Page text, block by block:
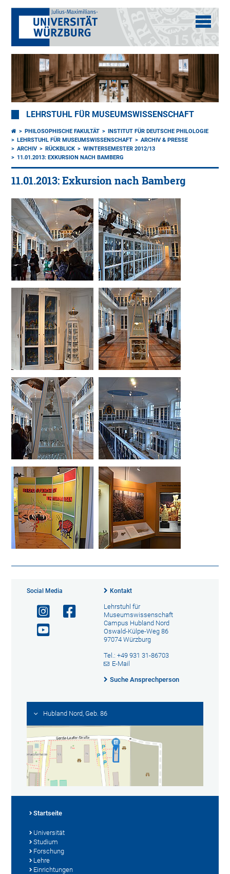
LEHRSTUHL FÜR MUSEUMSWISSENSCHAFT
PHILOSOPHISCHE FAKULTÄT
INSTITUT FÜR DEUTSCHE PHILOLOGIE
LEHRSTUHL FÜR MUSEUMSWISSENSCHAFT
ARCHIV & PRESSE
ARCHIV
RÜCKBLICK
WINTERSEMESTER 2012/13
11.01.2013: EXKURSION NACH BAMBERG
11.01.2013: Exkursion nach Bamberg
Social Media Kontakt
Lehrstuhl für
Museumswissenschaft
Campus Hubland Nord
Oswald-Külpe-Weg 86
97074 Würzburg
Tel.: +49 931 31-86703
E-Mail
Suche Ansprechperson
Hubland Nord, Geb. 86
Startseite
Universität
Studium
Forschung
Lehre
Einrichtungen